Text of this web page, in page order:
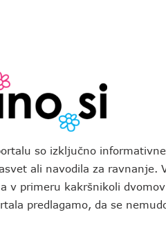
so izključno
ali navodila za ravnanje.
v primeru kakršnikoli
predlagamo, da se